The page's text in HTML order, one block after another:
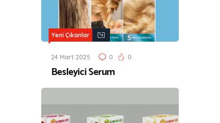
Yeni Çıkanlar
24 Mart 2025 0 0
Besleyici Serum